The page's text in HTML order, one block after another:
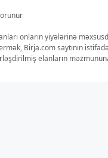
onların yiyələrinə
Birja.com saytının
elanların